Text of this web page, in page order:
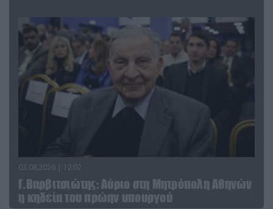
03.08.2026 | 12:02
Γ.Βαρβιτσιώτης: Aύριο στη Μητρόπολη Αθηνών
η κηδεία του πρώην υπουργού